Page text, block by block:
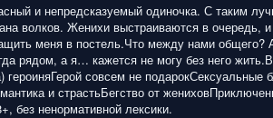
и непредсказуемый одиночка. С таким
волков. Женихи выстраиваются в очередь,
меня в постель.Что между нами общего?
рядом, а я… кажется не могу без него
героиняГерой совсем не подарокСексуальные
и страстьБегство от
без ненормативной лексики.